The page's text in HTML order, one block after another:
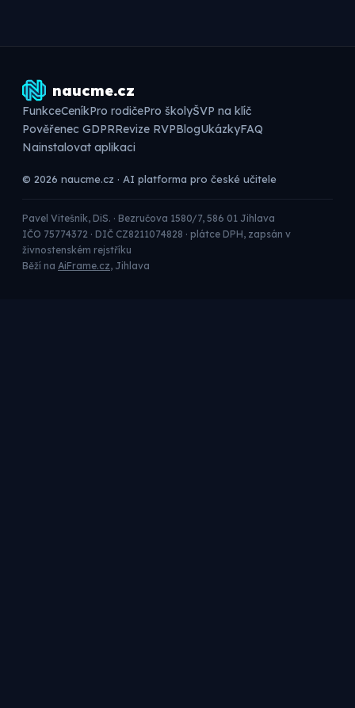
naucme.cz
FunkceCeníkPro rodičePro školyŠVP na klíč
Pověřenec GDPRRevize RVPBlogUkázkyFAQ
Nainstalovat aplikaci
© 2026 naucme.cz · AI platforma pro české učitele
Pavel Vitešník, DiS. · Bezručova 1580/7, 586 01 Jihlava
IČO 75774372 · DIČ CZ8211074828 · plátce DPH, zapsán v
živnostenském rejstříku
Běží na AiFrame.cz, Jihlava